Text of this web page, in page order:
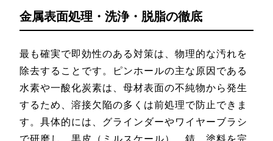
金属表面処理・洗浄・脱脂の徹底
最も確実で即効性のある対策は、物理的な汚れを
除去することです。ピンホールの主な原因である
水素や一酸化炭素は、母材表面の不純物から発生
するため、溶接欠陥の多くは前処理で防止できま
す。具体的には、グラインダーやワイヤーブラシ
で研磨し、黒皮（ミルスケール）、錆、塗料を完